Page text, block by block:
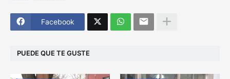
Facebook
PUEDE QUE TE GUSTE